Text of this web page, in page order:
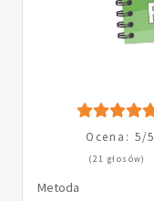
Ocena: 5/5
(21 głosów)
Metoda